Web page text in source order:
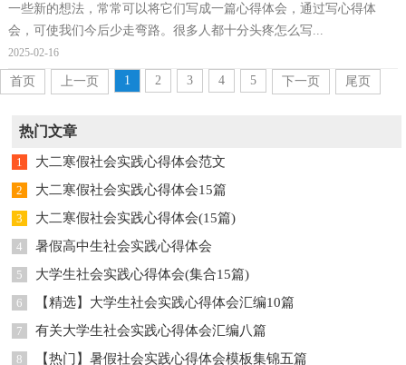
一些新的想法，常常可以将它们写成一篇心得体会，通过写心得体
会，可使我们今后少走弯路。很多人都十分头疼怎么写...
2025-02-16
首页 上一页 1 2 3 4 5 下一页 尾页
热门文章
1 大二寒假社会实践心得体会范文
2 大二寒假社会实践心得体会15篇
3 大二寒假社会实践心得体会(15篇)
4 暑假高中生社会实践心得体会
5 大学生社会实践心得体会(集合15篇)
6 【精选】大学生社会实践心得体会汇编10篇
7 有关大学生社会实践心得体会汇编八篇
8 【热门】暑假社会实践心得体会模板集锦五篇